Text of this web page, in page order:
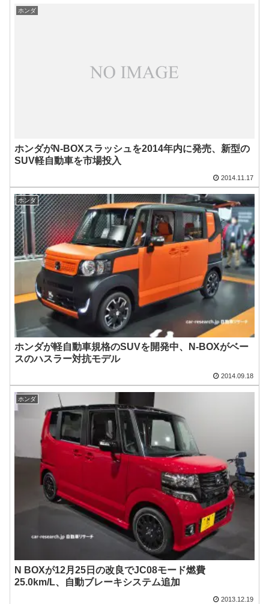
ホンダ
ホンダがN-BOXスラッシュを2014年内に発売、新型の
SUV軽自動車を市場投入
2014.11.17
ホンダ
ホンダが軽自動車規格のSUVを開発中、N-BOXがベー
スのハスラー対抗モデル
2014.09.18
ホンダ
N BOXが12月25日の改良でJC08モード燃費
25.0km/L、自動ブレーキシステム追加
2013.12.19